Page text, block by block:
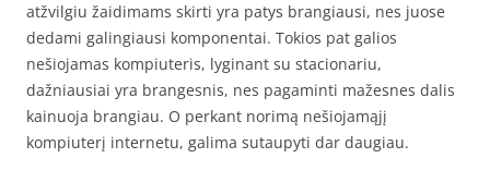
atžvilgiu žaidimams skirti yra patys brangiausi, nes juose
dedami galingiausi komponentai. Tokios pat galios
nešiojamas kompiuteris, lyginant su stacionariu,
dažniausiai yra brangesnis, nes pagaminti mažesnes dalis
kainuoja brangiau. O perkant norimą nešiojamąjį
kompiuterį internetu, galima sutaupyti dar daugiau.